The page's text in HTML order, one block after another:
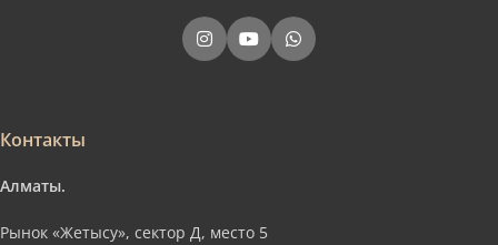
Контакты
Алматы.
Рынок «Жетысу», сектор Д, место 5